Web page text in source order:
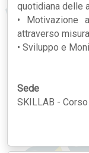
quotidiana delle
• Motivazione
attraverso
• Sviluppo e
Sede
SKILLAB -